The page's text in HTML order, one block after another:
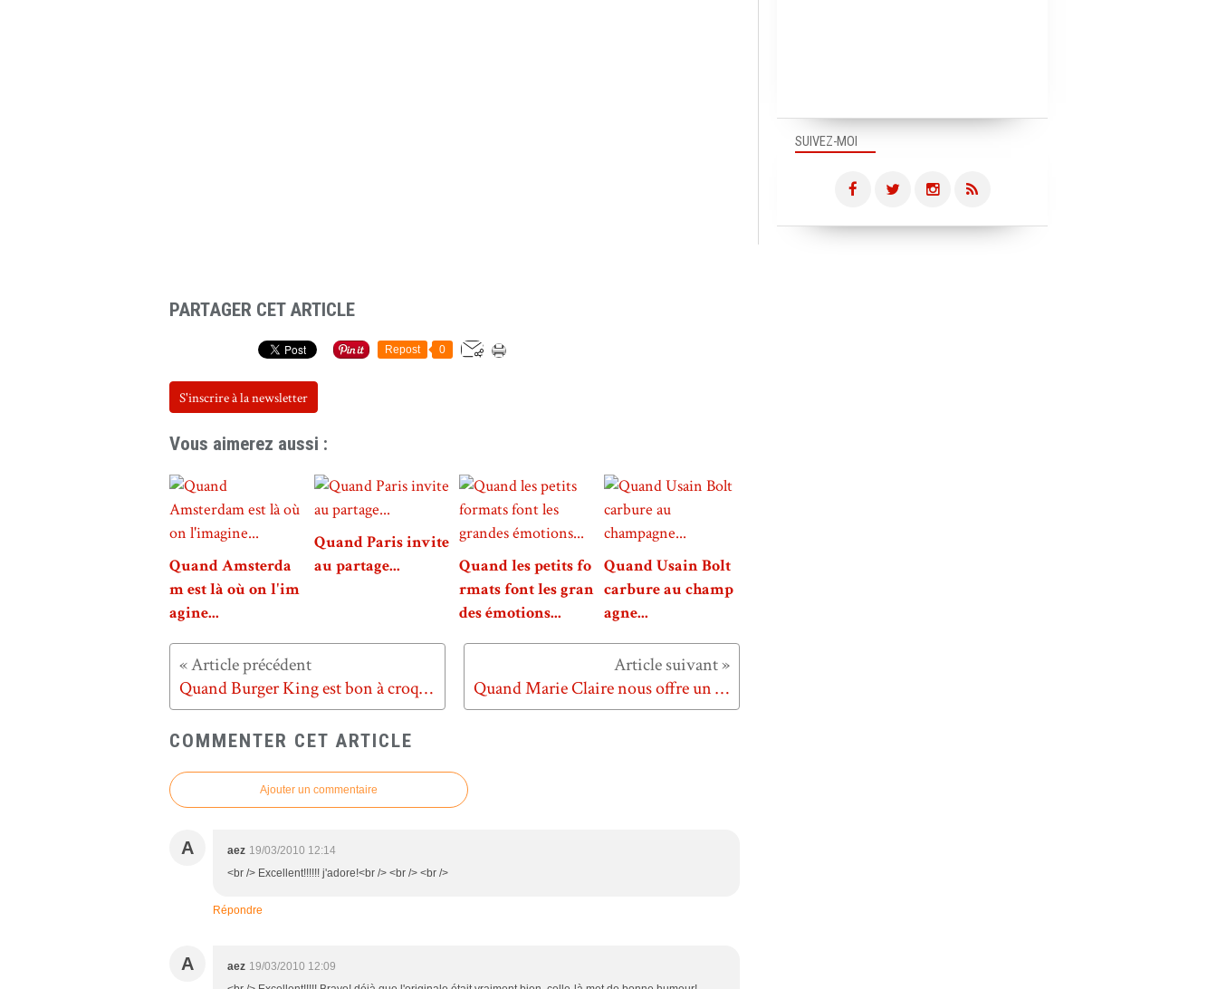
PARTAGER CET ARTICLE
Repost 0
S'inscrire à la newsletter
Vous aimerez aussi :
Quand Amsterda
m est là où on l'im
agine...
Quand Paris invite
au partage...
Quand les petits fo
rmats font les gran
des émotions...
Quand Usain Bolt
carbure au champ
agne...
Quand Burger King est bon à croquer... Quand Marie Claire nous offre un strip tease...
COMMENTER CET ARTICLE
Ajouter un commentaire
A aez 19/03/2010 12:14
<br /> Excellent!!!!!! j'adore!<br /> <br /> <br />
Répondre
A aez 19/03/2010 12:09
SUIVEZ-MOI